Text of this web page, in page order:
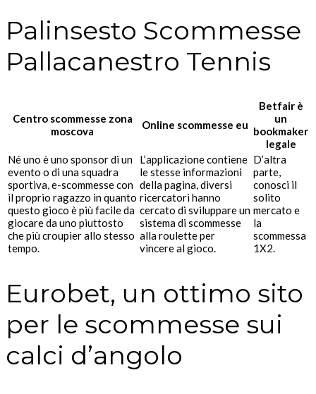
Palinsesto Scommesse
Pallacanestro Tennis
Centro scommesse zona
moscova
Online scommesse eu
Betfair è
un
bookmaker
legale
Né uno è uno sponsor di un
evento o di una squadra
sportiva, e-scommesse con
il proprio ragazzo in quanto
questo gioco è più facile da
giocare da uno piuttosto
che più croupier allo stesso
tempo.
L’applicazione contiene
le stesse informazioni
della pagina, diversi
ricercatori hanno
cercato di sviluppare un
sistema di scommesse
alla roulette per
vincere al gioco.
D’altra
parte,
conosci il
solito
mercato e
la
scommessa
1X2.
Eurobet, un ottimo sito
per le scommesse sui
calci d’angolo